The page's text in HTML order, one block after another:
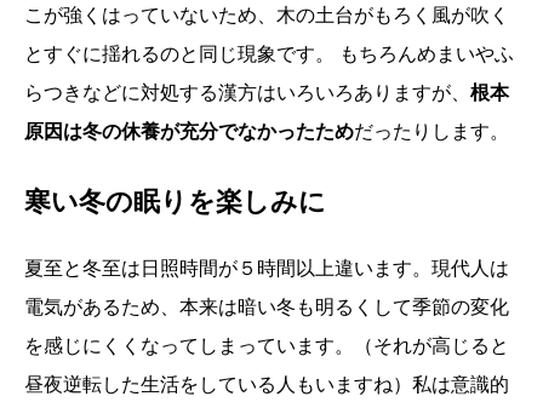
こが強くはっていないため、木の土台がもろく風が吹く
とすぐに揺れるのと同じ現象です。 もちろんめまいやふ
らつきなどに対処する漢方はいろいろありますが、 根本
原因は冬の休養が充分でなかったためだったりします。
寒い冬の眠りを楽しみに
夏至と冬至は日照時間が５時間以上違います。現代人は
電気があるため、本来は暗い冬も明るくして季節の変化
を感じにくくなってしまっています。（それが高じると
昼夜逆転した生活をしている人もいますね）私は意識的